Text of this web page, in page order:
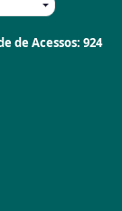
de Acessos: 924